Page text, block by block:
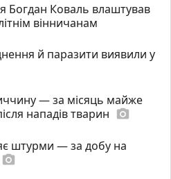
Богдан Коваль влаштував
вінничанам
й паразити виявили у
— за місяць майже
нападів тварин photo_camera
штурми — за добу на
photo_camera